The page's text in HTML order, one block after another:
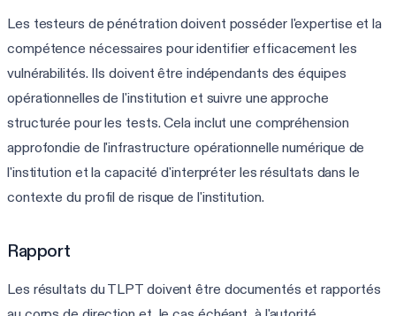
Les testeurs de pénétration doivent posséder l'expertise et la
compétence nécessaires pour identifier efficacement les
vulnérabilités. Ils doivent être indépendants des équipes
opérationnelles de l'institution et suivre une approche
structurée pour les tests. Cela inclut une compréhension
approfondie de l'infrastructure opérationnelle numérique de
l'institution et la capacité d'interpréter les résultats dans le
contexte du profil de risque de l'institution.
Rapport
Les résultats du TLPT doivent être documentés et rapportés